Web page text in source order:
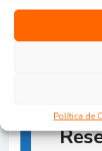
Política de